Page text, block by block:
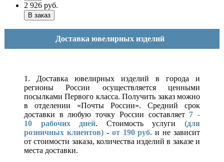
2 926 руб.
Доставка ювелирных изделий
1. Доставка ювелирных изделий в города и
регионы России осуществляется ценными
посылками Первого класса. Получить заказ можно
в отделении «Почты России». Средний срок
доставки в любую точку России составляет 7 -
10 рабочих дней. Стоимость услуги(для
розничных клиентов)- от 190 руб. и не зависит
от стоимости заказа, количества изделий в заказе и
места доставки.